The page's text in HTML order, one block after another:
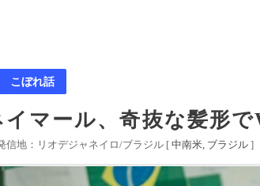
こぼれ話
イマール、奇抜な髪形
信地：リオデジャネイロ/ブラジル [ 中南米 ブラジル ]